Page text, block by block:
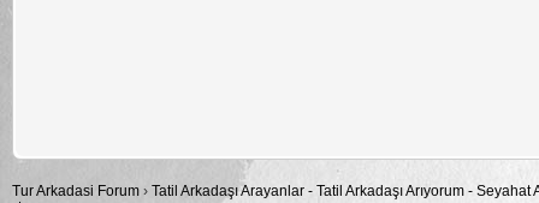
Tur Arkadasi Forum › Tatil Arkadaşı Arayanlar - Tatil Arkadaşı Arıyorum -